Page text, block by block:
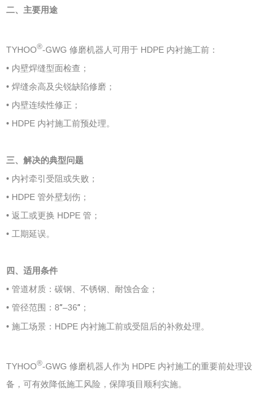
二、主要用途
TYHOO®-GWG 修磨机器人可用于 HDPE 内衬施工前：
• 内壁焊缝型面检查；
• 焊缝余高及尖锐缺陷修磨；
• 内壁连续性修正；
• HDPE 内衬施工前预处理。
三、解决的典型问题
• 内衬牵引受阻或失败；
• HDPE 管外壁划伤；
• 返工或更换 HDPE 管；
• 工期延误。
四、适用条件
• 管道材质：碳钢、不锈钢、耐蚀合金；
• 管径范围：8″–36″ ；
• 施工场景：HDPE 内衬施工前或受阻后的补救处理。
TYHOO®-GWG 修磨机器人作为 HDPE 内衬施工的重要前处理设
备，可有效降低施工风险，保障项目顺利实施。